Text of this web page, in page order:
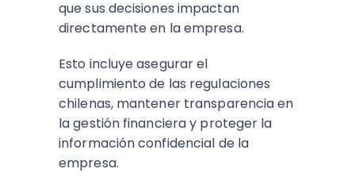
que sus decisiones impactan
directamente en la empresa.
Esto incluye asegurar el
cumplimiento de las regulaciones
chilenas, mantener transparencia en
la gestión financiera y proteger la
información confidencial de la
empresa.